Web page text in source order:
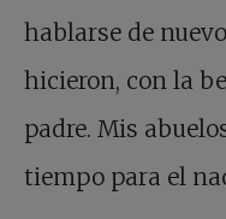
hablarse de
hicieron, con la
padre. Mis
tiempo para el